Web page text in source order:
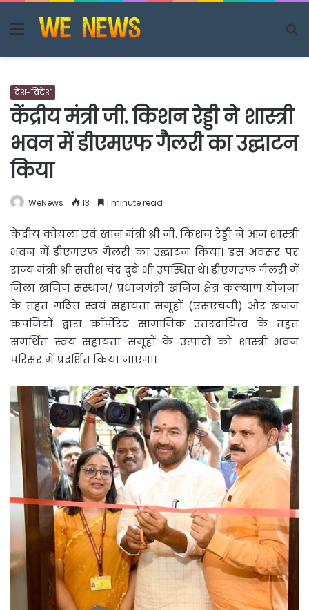
Menu
देश-विदेश
केंद्रीय मंत्री जी. किशन रेड्डी ने शास्त्री
भवन में डीएमएफ गैलरी का उद्घाटन
किया
WeNews 13 1 minute read
केंद्रीय कोयला एवं खान मंत्री श्री जी. किशन रेड्डी ने आज शास्त्री
भवन में डीएमएफ गैलरी का उद्घाटन किया। इस अवसर पर
राज्य मंत्री श्री सतीश चंद्र दुबे भी उपस्थित थे। डीएमएफ गैलरी में
जिला खनिज संस्थान/ प्रधानमंत्री खनिज क्षेत्र कल्याण योजना
के तहत गठित स्वयं सहायता समूहों (एसएचजी) और खनन
कंपनियों द्वारा कॉर्पोरेट सामाजिक उत्तरदायित्व के तहत
समर्थित स्वयं सहायता समूहों के उत्पादों को शास्त्री भवन
परिसर में प्रदर्शित किया जाएगा।